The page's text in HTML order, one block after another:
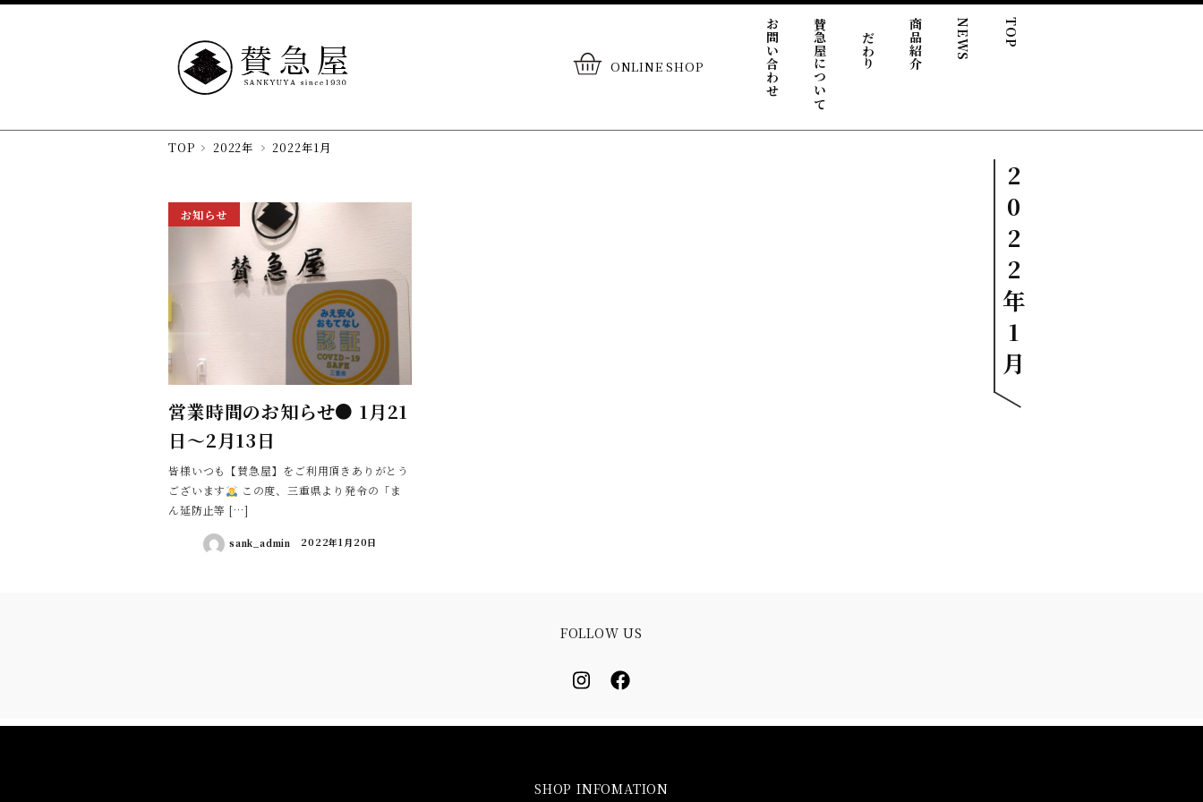
ONLINE SHOP
TOP
NEWS
商品紹介
こだわり
賛急屋について
お問い合わせ
TOP 2022年 2022年1月
2
0
2
2
年
1
月
お知らせ
営業時間のお知らせ● 1月21
日〜2月13日
皆様いつも【賛急屋】をご利用頂きありがとう
ございます
この度、三重県より発令の「ま
ん延防止等 […]
sank_admin 2022年1月20日
FOLLOW US
SHOP INFOMATION